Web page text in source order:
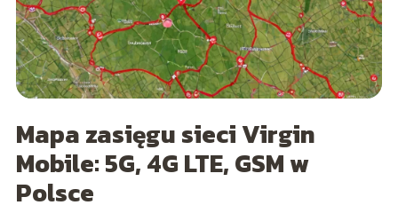
Mapa zasięgu sieci Virgin
Mobile: 5G, 4G LTE, GSM w
Polsce